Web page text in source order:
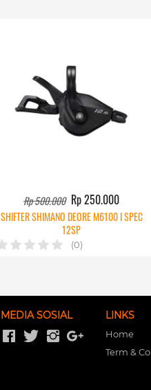
Rp 500.000 Rp 250.000
SHIFTER SHIMANO DEORE M6100 I SPEC
12SP
(0)
MEDIA SOSIAL LINKS
Home
Term &